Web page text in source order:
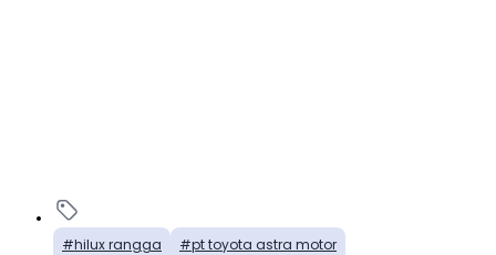
hilux rangga
pt toyota astra motor